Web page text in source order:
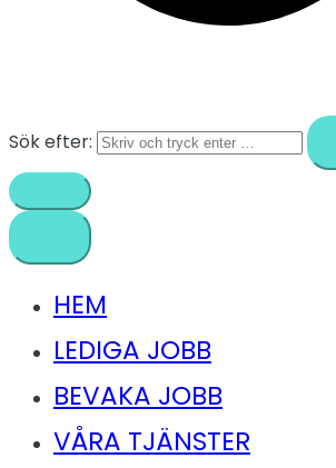
Sök efter:
HEM
LEDIGA JOBB
BEVAKA JOBB
VÅRA TJÄNSTER